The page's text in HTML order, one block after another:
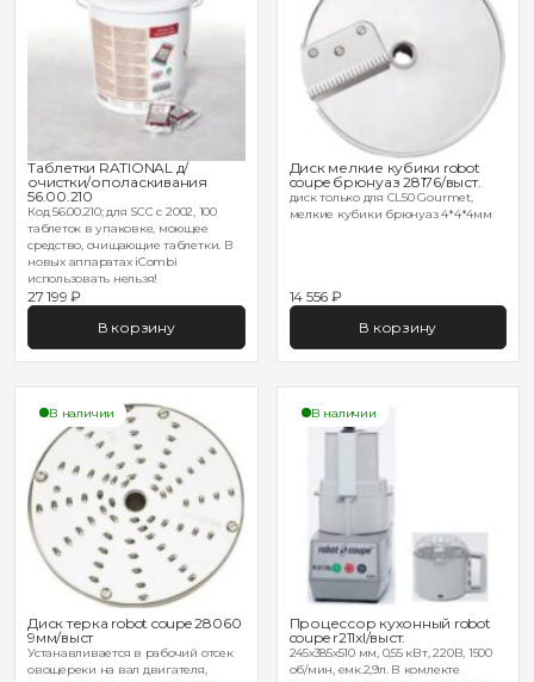
Таблетки RATIONAL д/
очистки/ополаскивания
56.00.210
Код 56.00.210; для SCC с 2002, 100
таблеток в упаковке, моющее
средство, очищающие таблетки. В
новых аппаратах iCombi
использовать нельзя!
27 199 ₽
В корзину
Диск мелкие кубики robot
coupe брюнуаз 28176/выст.
диск только для CL50 Gourmet,
мелкие кубики брюнуаз 4*4*4мм
14 556 ₽
В корзину
В наличии
Диск терка robot coupe 28060
9мм/выст
Устанавливается в рабочий отсек
овощереки на вал двигателя,
В наличии
Процессор кухонный robot
coupe r211xl/выст.
245х385х510 мм, 0,55 кВт, 220В, 1500
об/мин, емк.2,9л. В комлекте